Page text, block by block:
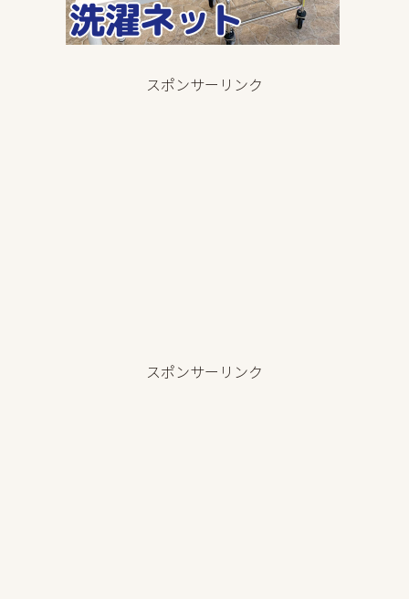
スポンサーリンク
スポンサーリンク